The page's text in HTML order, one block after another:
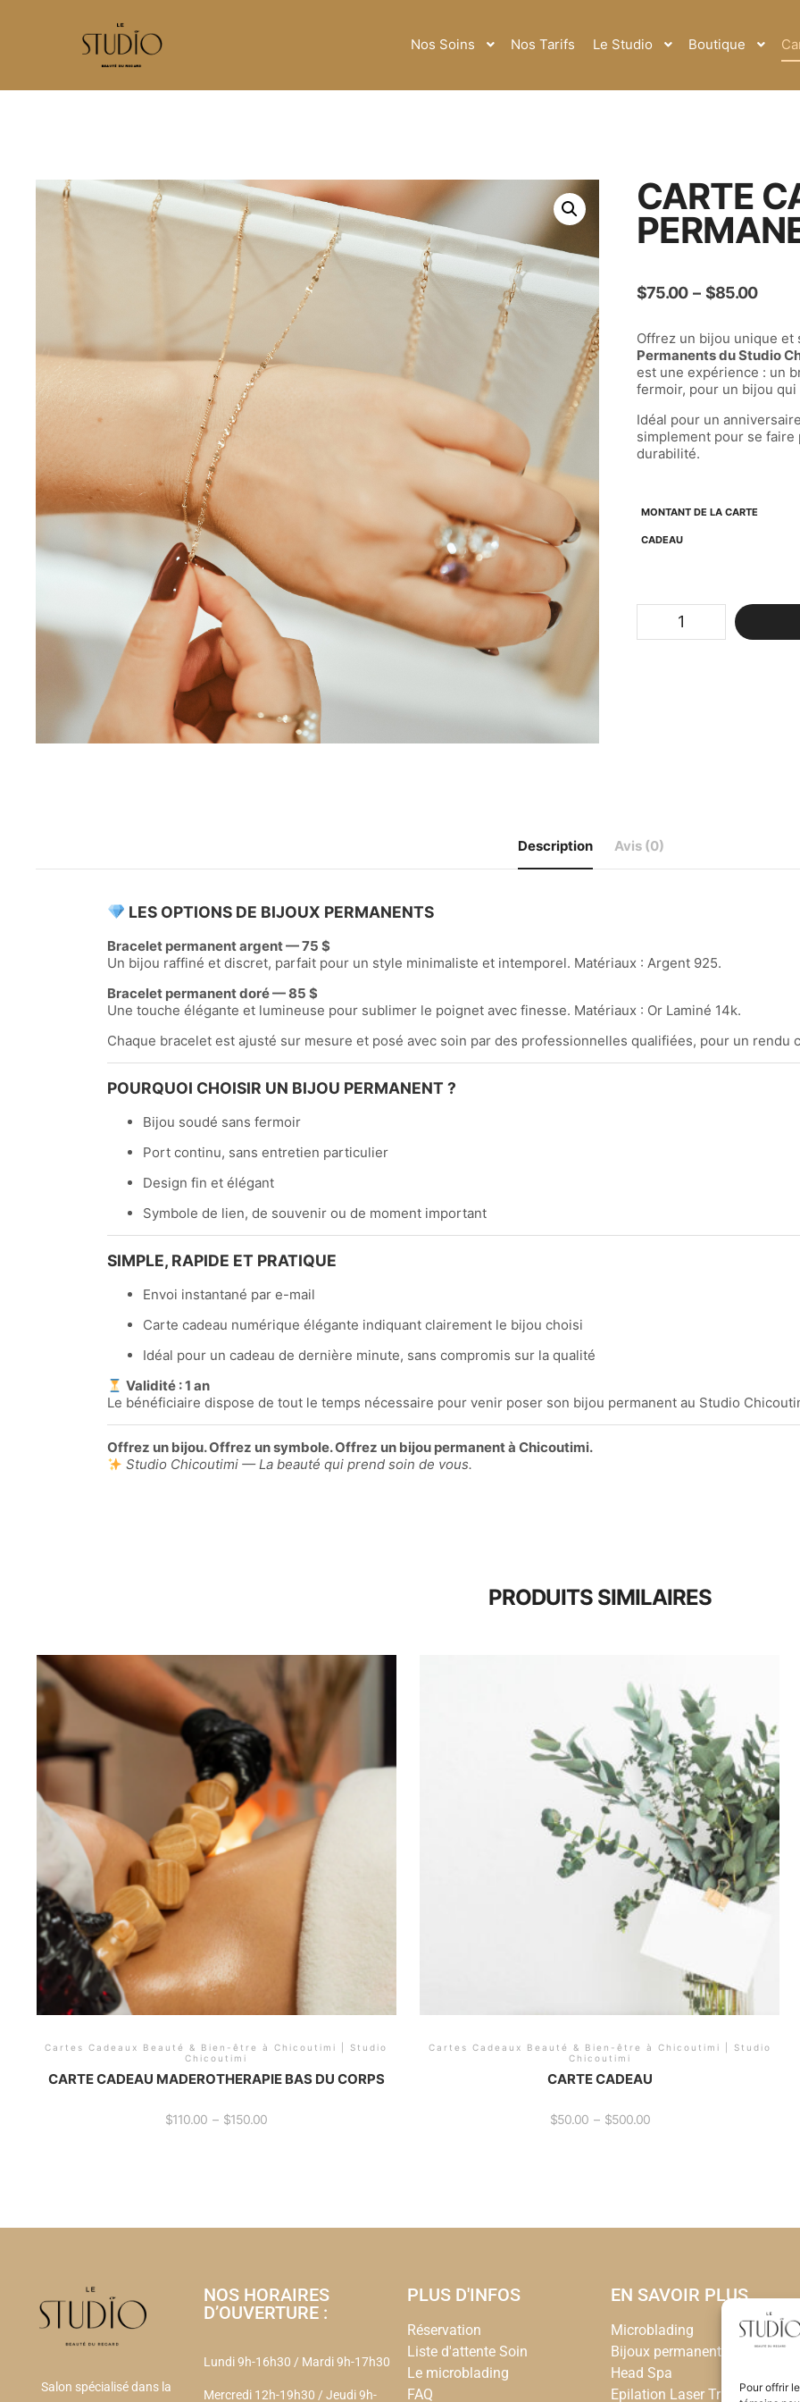
Pour offrir
Nos Soins Nos Tarifs Le Studio Boutique
CARTE
$75.00 – $85.00
Offrez un bijou unique
Permanents du Studio
est une expérience : un
fermoir, pour un bijou
Idéal pour un
simplement pour se
durabilité.
MONTANT DE LA CARTE
CADEAU
Description Avis (0)
LES OPTIONS DE BIJOUX PERMANENTS
Bracelet permanent argent — 75 $
Un bijou raffiné et discret, parfait pour un style minimaliste et intemporel. Matériaux : Argent 925.
Bracelet permanent doré — 85 $
Une touche élégante et lumineuse pour sublimer le poignet avec finesse. Matériaux : Or Laminé 14k.
Chaque bracelet est ajusté sur mesure et posé avec soin par des professionnelles qualifiées, pour un
POURQUOI CHOISIR UN BIJOU PERMANENT ?
Bijou soudé sans fermoir
Port continu, sans entretien particulier
Design fin et élégant
Symbole de lien, de souvenir ou de moment important
SIMPLE, RAPIDE ET PRATIQUE
Envoi instantané par e-mail
Carte cadeau numérique élégante indiquant clairement le bijou choisi
Idéal pour un cadeau de dernière minute, sans compromis sur la qualité
Validité : 1 an
Le bénéficiaire dispose de tout le temps nécessaire pour venir poser son bijou permanent au Studio
Offrez un bijou. Offrez un symbole. Offrez un bijou permanent à Chicoutimi.
Studio Chicoutimi — La beauté qui prend soin de vous.
PRODUITS SIMILAIRES
Cartes Cadeaux Beauté & Bien-être à Chicoutimi | Studio
Chicoutimi
CARTE CADEAU MADEROTHERAPIE BAS DU CORPS
$110.00 – $150.00
Cartes Cadeaux Beauté & Bien-être à Chicoutimi | Studio
Chicoutimi
CARTE CADEAU
$50.00 – $500.00
Salon spécialisé dans la
NOS HORAIRES
D’OUVERTURE :
Lundi 9h-16h30 / Mardi 9h-17h30
Mercredi 12h-19h30 / Jeudi 9h-
PLUS D'INFOS
Réservation
Liste d'attente Soin
Le microblading
FAQ
EN SAVOIR PLUS
Microblading
Bijoux permanent
Head Spa
Epilation Laser Triton